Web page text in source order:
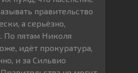
правительство
а серьёзно,
По пятам Николя
идёт прокуратура,
и за Сильвио